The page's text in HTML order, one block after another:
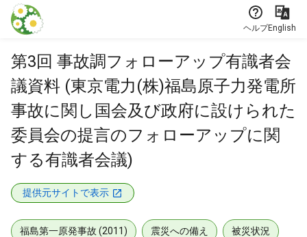
本文に飛ぶ
ヘルプEnglish
第3回 事故調フォローアップ有識者会
議資料 (東京電力(株)福島原子力発電所
事故に関し国会及び政府に設けられた
委員会の提言のフォローアップに関
する有識者会議)
提供元サイトで表示
福島第一原発事故 (2011) 震災への備え 被災状況